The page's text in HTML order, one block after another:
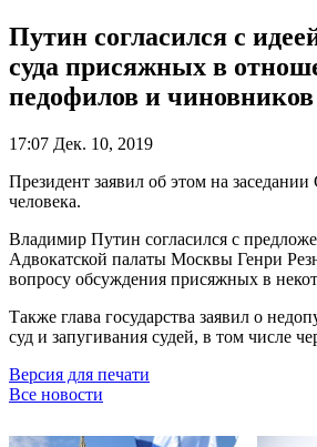
Путин согласился с
суда присяжных в
педофилов и чиновников
17:07 Дек. 10, 2019
Президент заявил об этом на
человека.
Владимир Путин согласился с
Адвокатской палаты Москвы Генри
вопросу обсуждения присяжных в
Также глава государства заявил о
суд и запугивания судей, в том числе
Версия для печати
Все новости